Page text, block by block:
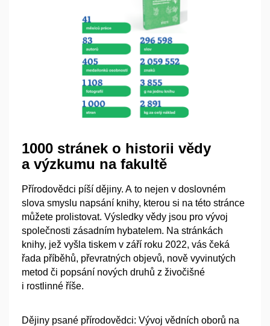
1000 stránek o historii vědy
a výzkumu na fakultě
Přírodovědci píší dějiny. A to nejen v doslovném
slova smyslu napsání knihy, kterou si na této stránce
můžete prolistovat. Výsledky vědy jsou pro vývoj
společnosti zásadním hybatelem. Na stránkách
knihy, jež vyšla tiskem v září roku 2022, vás čeká
řada příběhů, převratných objevů, nově vyvinutých
metod či popsání nových druhů z živočišné
i rostlinné říše.
Dějiny psané přírodovědci: Vývoj vědních oborů na